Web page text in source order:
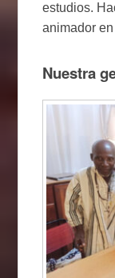
estudios.
animador
Nuestra